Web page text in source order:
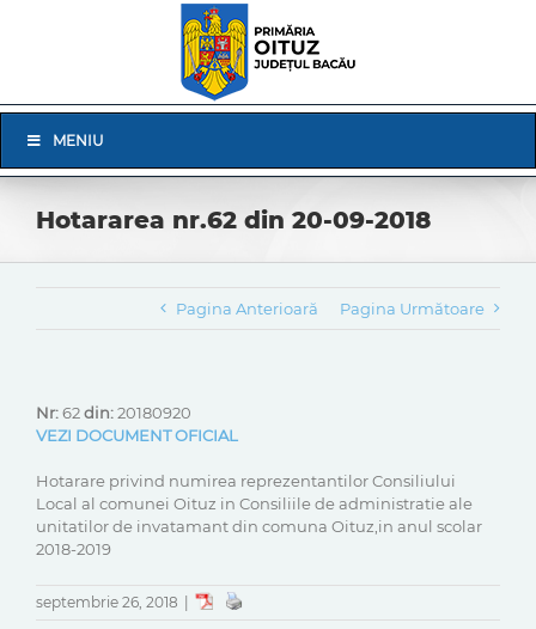
Navigation
MENIU
Hotararea nr.62 din 20-09-2018
Pagina Anterioară Pagina Următoare
Nr:62din:20180920
VEZI DOCUMENT OFICIAL
Hotarare privind numirea reprezentantilor Consiliului
Local al comunei Oituz in Consiliile de administratie ale
unitatilor de invatamant din comuna Oituz,in anul scolar
2018-2019
septembrie 26, 2018